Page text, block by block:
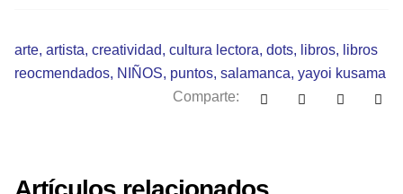
arte, artista, creatividad, cultura lectora, dots, libros, libros
reocmendados, NIÑOS, puntos, salamanca, yayoi kusama
Comparte: